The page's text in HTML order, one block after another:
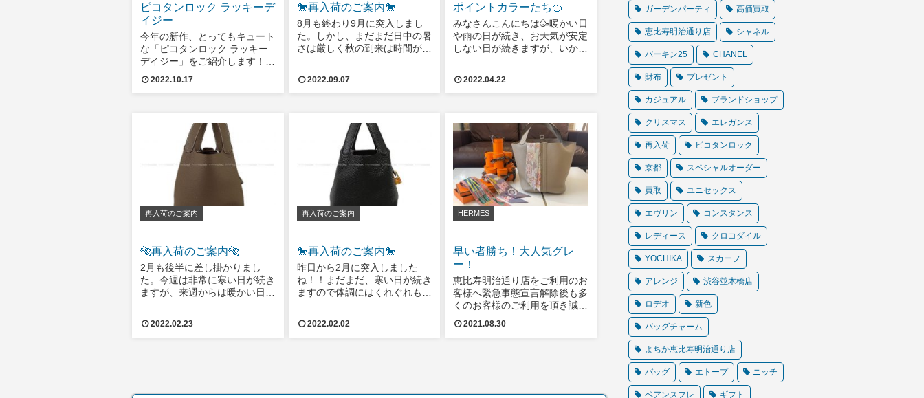
ピコタンロック ラッキーデ
イジー
今年の新作、とってもキュート
な「ピコタンロック ラッキー
デイジー」をご紹介します！エ
ルメスを象徴する馬蹄とメドー
ルスタッズを組み合わせ、花の
が全面に施されています。スイ
フトの柔らかな素
2022.10.17
🐎再入荷のご案内🐎
8月も終わり9月に突入しまし
た。しかし、まだまだ日中の暑
さは厳しく秋の到来は時間がか
沈むのが少し早くなった気もす
ンドバッグ ピコ
2022.09.07
ポイントカラーたち🍊
みなさんこんにちは🥳暖かい日
や雨の日が続き、お天気が安定
しない日が続きますが、いかが
予報が出ており、気分はもう一
満点のカラフルな
2022.04.22
再入荷のご案内
🐅再入荷のご案内🐅
2月も後半に差し掛かりまし
た。今週は非常に寒い日が続き
ますが、来週からは暖かい日が
ましょう！！それでは今週の入
2022.02.23
再入荷のご案内
🐎再入荷のご案内🐎
昨日から2月に突入しました
ね！！まだまだ、寒い日が続き
ますので体調にはくれぐれもお
させて頂きます✨ピコタンロッ
2022.02.02
HERMES
早い者勝ち！大人気グレ
ー！
恵比寿明治通り店をご利用のお
客様へ緊急事態宣言解除後も多
くのお客様のご利用を頂き誠に
ありがとうございます！ですが
まだまだ気が緩まないコロナウ
2021.08.30
ガーデンパーティ 高価買取
恵比寿明治通り店 シャネル
バーキン25 CHANEL
財布 プレゼント
カジュアル ブランドショップ
クリスマス エレガンス
再入荷 ピコタンロック
京都 スペシャルオーダー
買取 ユニセックス
エヴリン コンスタンス
レディース クロコダイル
YOCHIKA スカーフ
アレンジ 渋谷並木橋店
ロデオ 新色
バッグチャーム
よちか恵比寿明治通り店
バッグ エトープ ニッチ
ベアンスフレ ギフト